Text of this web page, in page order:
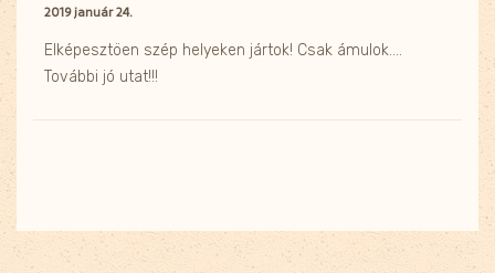
2019 január 24.
Elképesztöen szép helyeken jártok! Csak ámulok….
További jó utat!!!